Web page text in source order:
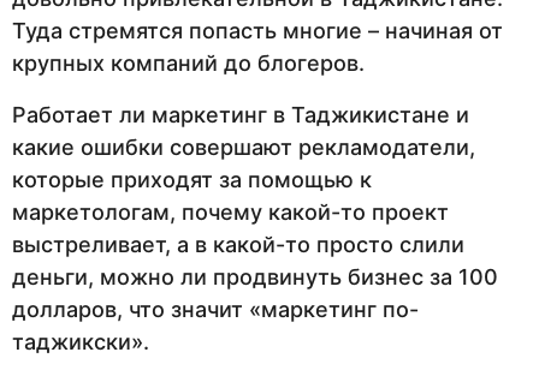
Туда стремятся попасть многие – начиная от
крупных компаний до блогеров.
Работает ли маркетинг в Таджикистане и
какие ошибки совершают рекламодатели,
которые приходят за помощью к
маркетологам, почему какой-то проект
выстреливает, а в какой-то просто слили
деньги, можно ли продвинуть бизнес за 100
долларов, что значит «маркетинг по-
таджикски».